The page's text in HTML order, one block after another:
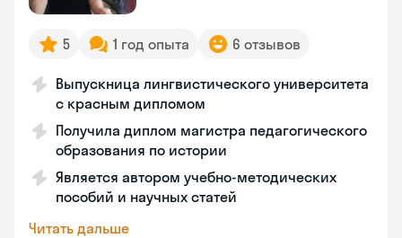
5 1 год опыта 6 отзывов
Выпускница лингвистического университета
с красным дипломом
Получила диплом магистра педагогического
образования по истории
Является автором учебно-методических
пособий и научных статей
Читать дальше